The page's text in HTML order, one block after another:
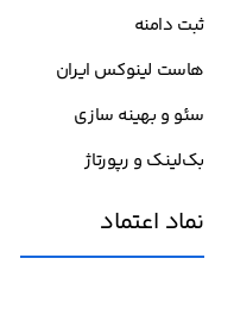
ثبت دامنه
هاست لینوکس ایران
سئو و بهینه سازی
بک‌لینک و رپورتاژ
نماد اعتماد